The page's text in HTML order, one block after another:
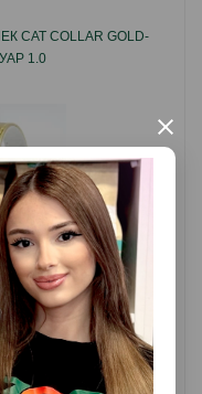
×
CAT COLLAR GOLD-
1.0